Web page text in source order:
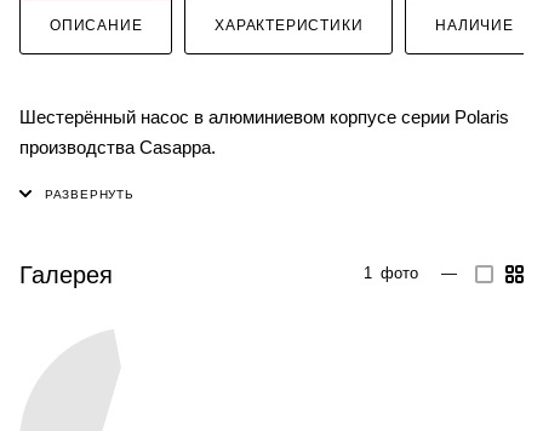
ОПИСАНИЕ ХАРАКТЕРИСТИКИ НАЛИЧИЕ
Шестерённый насос в алюминиевом корпусе серии Polaris
производства Casappa.
Галерея 1 фото —